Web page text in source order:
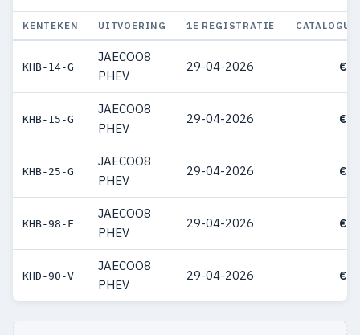
KENTEKEN UITVOERING 1E REGISTRATIE
KHB-14-G
JAECOO8
PHEV
29-04-2026 €
KHB-15-G
JAECOO8
PHEV
29-04-2026 €
KHB-25-G
JAECOO8
PHEV
29-04-2026 €
KHB-98-F
JAECOO8
PHEV
29-04-2026 €
KHD-90-V
JAECOO8
PHEV
29-04-2026 €